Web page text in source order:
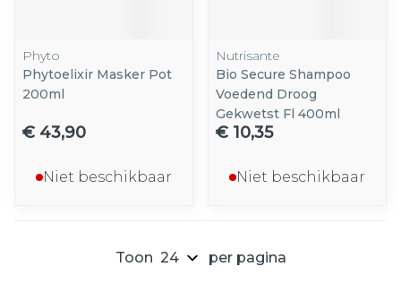
Phyto
Phytoelixir Masker Pot
200ml
€ 43,90
Niet beschikbaar
Nutrisante
Bio Secure Shampoo
Voedend Droog
Gekwetst Fl 400ml
€ 10,35
Niet beschikbaar
Toon per pagina